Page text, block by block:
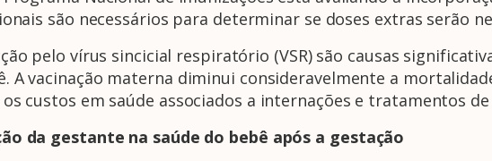
são necessários para determinar se doses extras serão
pelo vírus sincicial respiratório (VSR) são causas
A vacinação materna diminui consideravelmente a
custos em saúde associados a internações e tratamentos
da gestante na saúde do bebê após a gestação